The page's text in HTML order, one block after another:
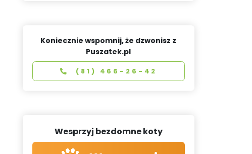
Koniecznie wspomnij, że dzwonisz z
Puszatek.pl
(81) 466-26-42
Wesprzyj bezdomne koty